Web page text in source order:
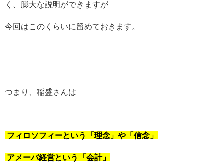
く、膨大な説明ができますが
今回はこのくらいに留めておきます。
つまり、稲盛さんは
フィロソフィーという「理念」や「信念」
アメーバ経営という「会計」